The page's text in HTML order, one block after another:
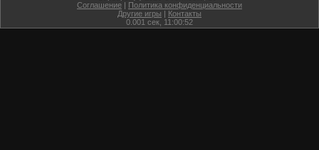
Соглашение | Политика конфиденциальности
Другие игры | Контакты
0.001 сек, 11:00:52